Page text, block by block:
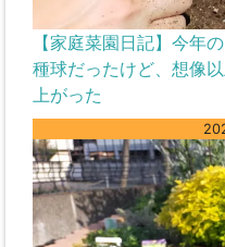
【家庭菜園日記】今年
種球だったけど、想像
上がった